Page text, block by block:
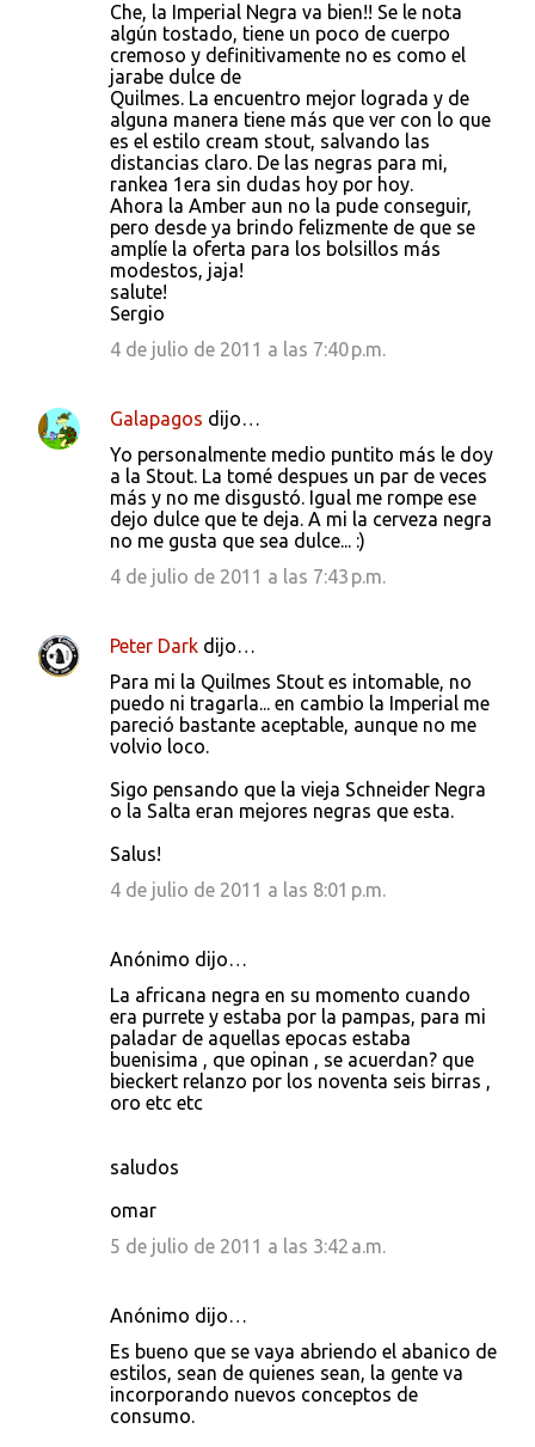
Che, la Imperial Negra va bien!! Se le nota
algún tostado, tiene un poco de cuerpo
cremoso y definitivamente no es como el
jarabe dulce de
Quilmes. La encuentro mejor lograda y de
alguna manera tiene más que ver con lo que
es el estilo cream stout, salvando las
distancias claro. De las negras para mi,
rankea 1era sin dudas hoy por hoy.
Ahora la Amber aun no la pude conseguir,
pero desde ya brindo felizmente de que se
amplíe la oferta para los bolsillos más
modestos, jaja!
salute!
Sergio
4 de julio de 2011 a las 7:40 p.m.
Galapagos dijo…
Yo personalmente medio puntito más le doy
a la Stout. La tomé despues un par de veces
más y no me disgustó. Igual me rompe ese
dejo dulce que te deja. A mi la cerveza negra
no me gusta que sea dulce... :)
4 de julio de 2011 a las 7:43 p.m.
Peter Dark dijo…
Para mi la Quilmes Stout es intomable, no
puedo ni tragarla... en cambio la Imperial me
pareció bastante aceptable, aunque no me
volvio loco.
Sigo pensando que la vieja Schneider Negra
o la Salta eran mejores negras que esta.
Salus!
4 de julio de 2011 a las 8:01 p.m.
Anónimo dijo…
La africana negra en su momento cuando
era purrete y estaba por la pampas, para mi
paladar de aquellas epocas estaba
buenisima , que opinan , se acuerdan? que
bieckert relanzo por los noventa seis birras ,
oro etc etc
saludos
omar
5 de julio de 2011 a las 3:42 a.m.
Anónimo dijo…
Es bueno que se vaya abriendo el abanico de
estilos, sean de quienes sean, la gente va
incorporando nuevos conceptos de
consumo.